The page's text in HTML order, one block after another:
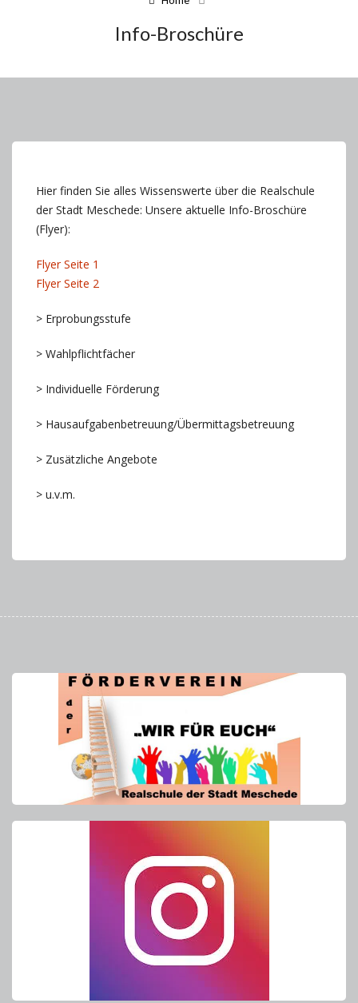
Info-Broschüre
Hier finden Sie alles Wissenswerte über die Realschule
der Stadt Meschede: Unsere aktuelle Info-Broschüre
(Flyer):
Flyer Seite 1
Flyer Seite 2
> Erprobungsstufe
> Wahlpflichtfächer
> Individuelle Förderung
> Hausaufgabenbetreuung/Übermittagsbetreuung
> Zusätzliche Angebote
> u.v.m.